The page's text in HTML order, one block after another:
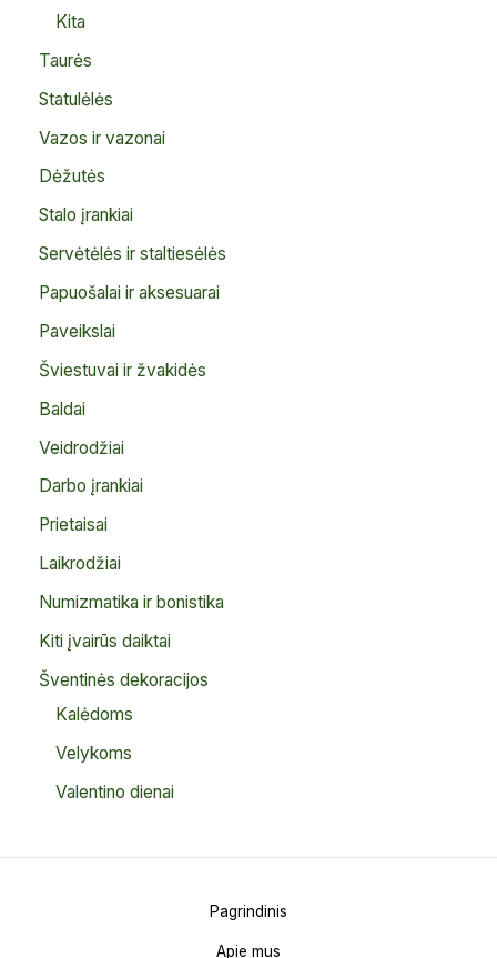
Kita
Taurės
Statulėlės
Vazos ir vazonai
Dėžutės
Stalo įrankiai
Servėtėlės ir staltiesėlės
Papuošalai ir aksesuarai
Paveikslai
Šviestuvai ir žvakidės
Baldai
Veidrodžiai
Darbo įrankiai
Prietaisai
Laikrodžiai
Numizmatika ir bonistika
Kiti įvairūs daiktai
Šventinės dekoracijos
Kalėdoms
Velykoms
Valentino dienai
Pagrindinis
Apie mus